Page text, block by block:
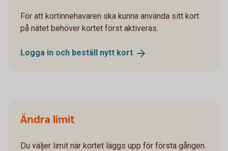
För att kortinnehavaren ska kunna använda sitt kort
på nätet behöver kortet först aktiveras.
Logga in och beställ nytt kort
Ändra limit
Du väljer limit när kortet läggs upp för första gången.